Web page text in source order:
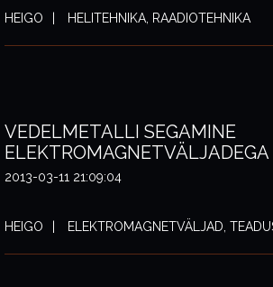
HEIGO HELITEHNIKA, RAADIOTEHNIKA
VEDELMETALLI SEGAMINE
ELEKTROMAGNETVÄLJADEGA
2013-03-11 21:09:04
HEIGO ELEKTROMAGNETVÄLJAD,